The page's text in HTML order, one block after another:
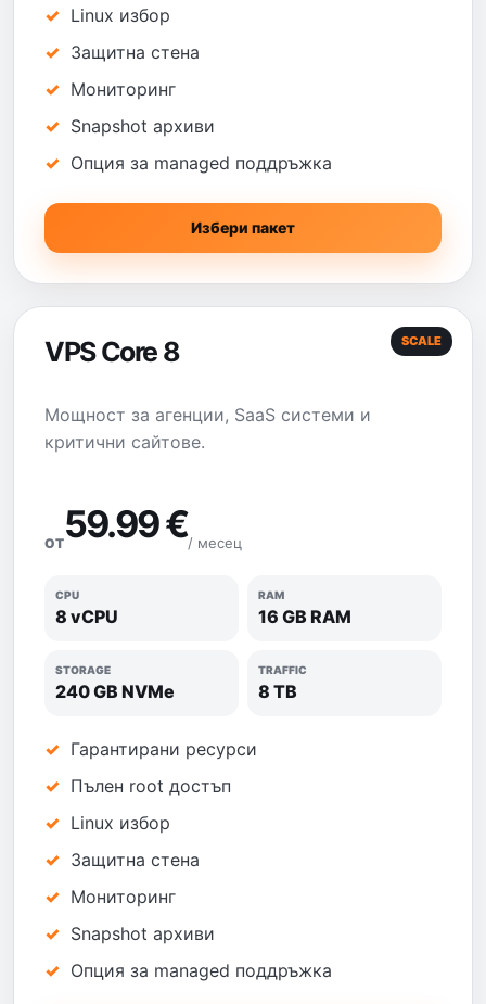
Linux избор
Защитна стена
Мониторинг
Snapshot архиви
Опция за managed поддръжка
Избери пакет
SCALE
VPS Core 8
Мощност за агенции, SaaS системи и
критични сайтове.
ОТ59.99 €/ месец
CPU
8 vCPU
RAM
16 GB RAM
STORAGE
240 GB NVMe
TRAFFIC
8 TB
Гарантирани ресурси
Пълен root достъп
Linux избор
Защитна стена
Мониторинг
Snapshot архиви
Опция за managed поддръжка